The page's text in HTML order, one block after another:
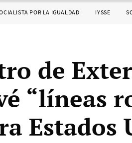
POR LA IGUALDAD IYSSE
de
“líneas
Estados